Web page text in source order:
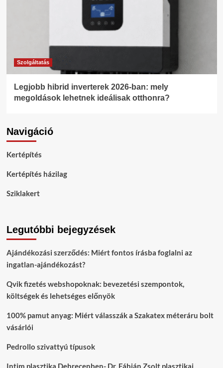
Szolgáltatás
Legjobb hibrid inverterek 2026-ban: mely
megoldások lehetnek ideálisak otthonra?
Navigáció
Kertépítés
Kertépítés házilag
Sziklakert
Legutóbbi bejegyzések
Ajándékozási szerződés: Miért fontos írásba foglalni az
ingatlan-ajándékozást?
Qvik fizetés webshopoknak: bevezetési szempontok,
költségek és lehetséges előnyök
100% pamut anyag: Miért válasszák a Szakatex méteráru bolt
vásárlói
Pedrollo szivattyú típusok
Intim plasztika Debrecenben- Dr. Fábián Zsolt plasztikai